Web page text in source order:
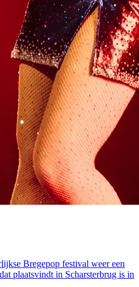
Bregepop festival weer een
plaatsvindt in Scharsterbrug is in